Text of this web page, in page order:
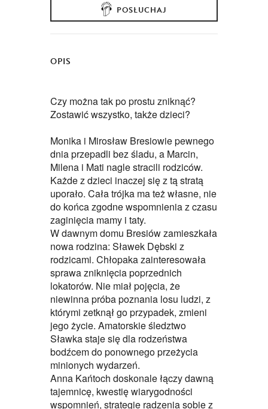
POSŁUCHAJ
OPIS
Czy można tak po prostu zniknąć?
Zostawić wszystko, także dzieci?
Monika i Mirosław Bresiowie pewnego
dnia przepadli bez śladu, a Marcin,
Milena i Mati nagle stracili rodziców.
Każde z dzieci inaczej się z tą stratą
uporało. Cała trójka ma też własne, nie
do końca zgodne wspomnienia z czasu
zaginięcia mamy i taty.
W dawnym domu Bresiów zamieszkała
nowa rodzina: Sławek Dębski z
rodzicami. Chłopaka zainteresowała
sprawa zniknięcia poprzednich
lokatorów. Nie miał pojęcia, że
niewinna próba poznania losu ludzi, z
którymi zetknął go przypadek, zmieni
jego życie. Amatorskie śledztwo
Sławka staje się dla rodzeństwa
bodźcem do ponownego przeżycia
minionych wydarzeń.
Anna Kańtoch doskonale łączy dawną
tajemnicę, kwestię wiarygodności
wspomnień, strategie radzenia sobie z